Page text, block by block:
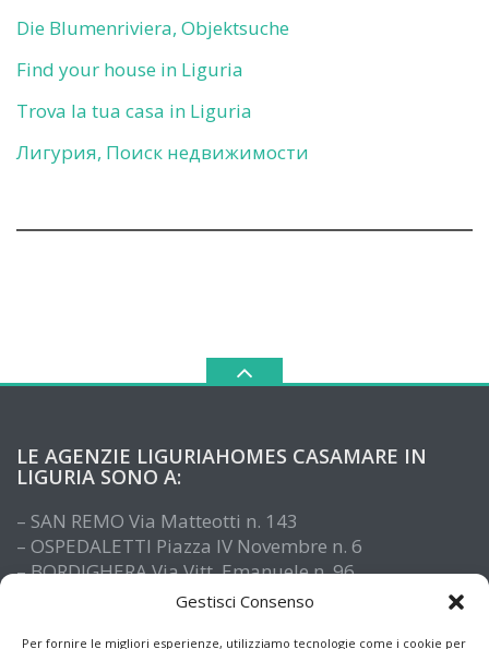
Gestisci Consenso
Per fornire le migliori esperienze, utilizziamo tecnologie come i cookie per
Die Blumenriviera, Objektsuche
Find your house in Liguria
Trova la tua casa in Liguria
Лигурия, Поиск недвижимости
LE AGENZIE LIGURIAHOMES CASAMARE IN
LIGURIA SONO A:
– SAN REMO Via Matteotti n. 143
– OSPEDALETTI Piazza IV Novembre n. 6
– BORDIGHERA Via Vitt. Emanuele n. 96
– IMPERIA Piazza De Amicis n. 15